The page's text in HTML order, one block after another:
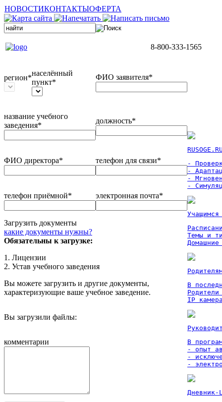
НОВОСТИКОНТАКТЫОФЕРТА
8-800-333-1565
регион*
населённый
пункт*
ФИО заявителя*
название учебного
заведения*
должность*
ФИО директора* телефон для связи*
телефон приёмной* электронная почта*
Загрузить документы
какие документы нужны?
Обязательны к загрузке:
1. Лицензии
2. Устав учебного заведения
Вы можете загрузить и другие документы,
характеризующие ваше учебное заведение.
Вы загрузили файлы:
комментарии
-
-
-
-
Темы и
Домашние
В
IP
В
- опыт
-
-
Дневник-